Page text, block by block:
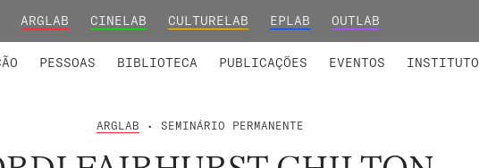
ARGLAB CINELAB CULTURELAB EPLAB OUTLAB
PESSOAS BIBLIOTECA PUBLICAÇÕES EVENTOS INSTITUTO
ARGLAB • SEMINÁRIO PERMANENTE